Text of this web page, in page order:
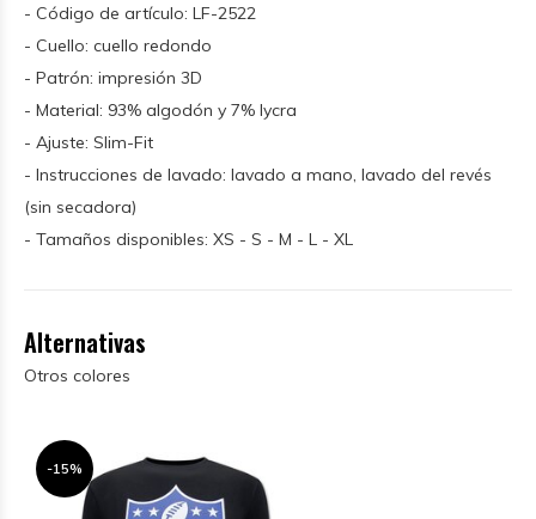
- Código de artículo: LF-2522
- Cuello: cuello redondo
- Patrón: impresión 3D
- Material: 93% algodón y 7% lycra
- Ajuste: Slim-Fit
- Instrucciones de lavado: lavado a mano, lavado del revés
(sin secadora)
- Tamaños disponibles: XS - S - M - L - XL
Alternativas
Otros colores
-15%